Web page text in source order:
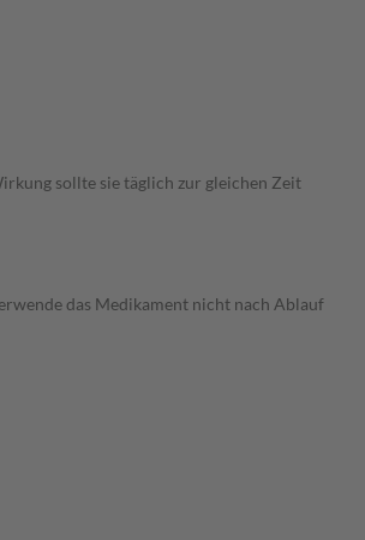
sollte sie täglich zur gleichen Zeit
das Medikament nicht nach Ablauf